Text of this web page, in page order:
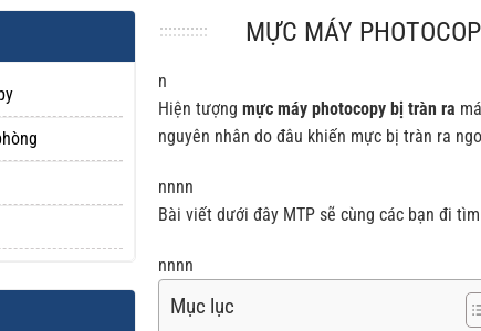
MỰC MÁY
n
Hiện tượng mực máy photocopy bị tràn ra
nguyên nhân do đâu khiến mực bị tràn ra
nnnn
Bài viết dưới đây MTP sẽ cùng các bạn đi
nnnn
Mục lục